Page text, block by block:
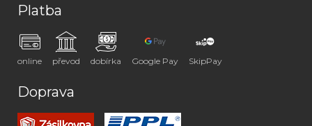
Platba
online převod dobírka Google Pay SkipPay
Doprava